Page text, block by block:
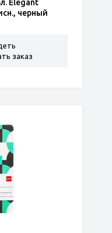
Elegant
черный
заказ